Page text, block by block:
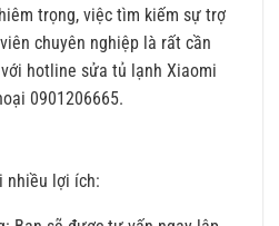
trọng, việc tìm kiếm sự trợ
chuyên nghiệp là rất cần
hotline sửa tủ lạnh Xiaomi
0901206665.
nhiều lợi ích: